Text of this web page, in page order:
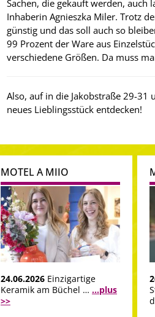
Sachen, die gekauft werden, auch
Inhaberin Agnieszka Miler. Trotz
günstig und das soll auch so
99 Prozent der Ware aus
verschiedene Größen. Da muss
Also, auf in die Jakobstraße 29-31
neues Lieblingsstück entdecken!
MOTEL A MIIO
24.06.2026 Einzigartige
Keramik am Büchel … ...plus
>>